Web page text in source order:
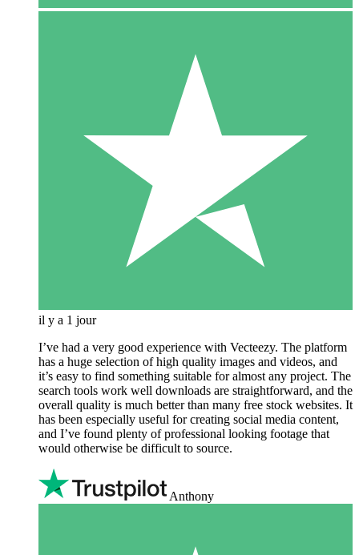
il y a 1 jour
I’ve had a very good experience with Vecteezy. The platform
has a huge selection of high quality images and videos, and
it’s easy to find something suitable for almost any project. The
search tools work well downloads are straightforward, and the
overall quality is much better than many free stock websites. It
has been especially useful for creating social media content,
and I’ve found plenty of professional looking footage that
would otherwise be difficult to source.
Anthony